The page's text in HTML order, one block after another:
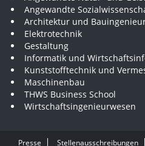
Angewandte
Architektur und
Elektrotechnik
Gestaltung
Informatik und
Kunststofftechnik und
Maschinenbau
THWS Business School
Wirtschaftsingenieurwesen
Presse Stellenausschreibungen